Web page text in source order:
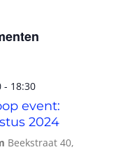
- 18:30
event:
2024
Beekstraat 40,